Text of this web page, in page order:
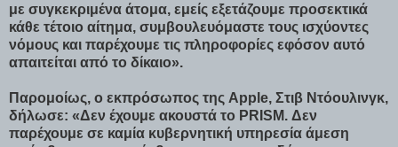
με συγκεκριμένα άτομα, εμείς εξετάζουμε προσεκτικά
κάθε τέτοιο αίτημα, συμβουλευόμαστε τους ισχύοντες
νόμους και παρέχουμε τις πληροφορίες εφόσον αυτό
απαιτείται από το δίκαιο».
Παρομοίως, ο εκπρόσωπος της Apple, Στιβ Ντόουλινγκ,
δήλωσε: «Δεν έχουμε ακουστά το PRISM. Δεν
παρέχουμε σε καμία κυβερνητική υπηρεσία άμεση